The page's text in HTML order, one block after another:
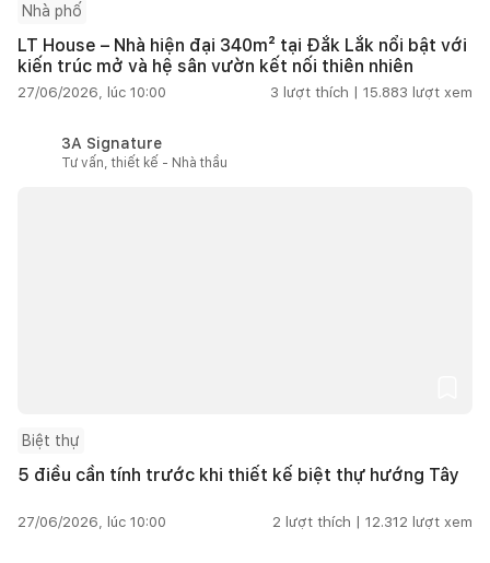
Nhà phố
LT House – Nhà hiện đại 340m² tại Đắk Lắk nổi bật với
kiến trúc mở và hệ sân vườn kết nối thiên nhiên
27/06/2026, lúc 10:00 3 lượt thích | 15.883 lượt xem
3A Signature
Tư vấn, thiết kế - Nhà thầu
Biệt thự
5 điều cần tính trước khi thiết kế biệt thự hướng Tây
27/06/2026, lúc 10:00 2 lượt thích | 12.312 lượt xem